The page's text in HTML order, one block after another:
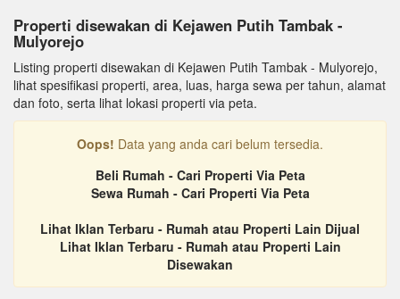
Properti disewakan di Kejawen Putih Tambak -
Mulyorejo
Listing properti disewakan di Kejawen Putih Tambak - Mulyorejo,
lihat spesifikasi properti, area, luas, harga sewa per tahun, alamat
dan foto, serta lihat lokasi properti via peta.
Oops! Data yang anda cari belum tersedia.
Beli Rumah - Cari Properti Via Peta
Sewa Rumah - Cari Properti Via Peta
Lihat Iklan Terbaru - Rumah atau Properti Lain Dijual
Lihat Iklan Terbaru - Rumah atau Properti Lain
Disewakan